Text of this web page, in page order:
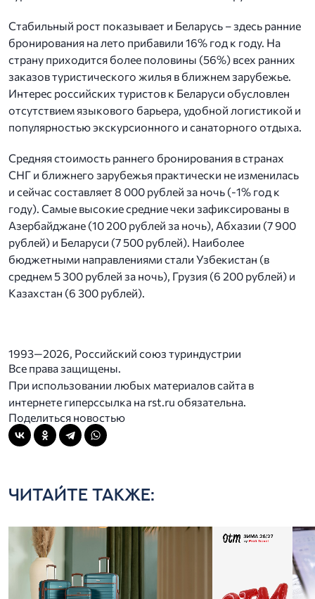
Стабильный рост показывает и Беларусь – здесь ранние
бронирования на лето прибавили 16% год к году. На
страну приходится более половины (56%) всех ранних
заказов туристического жилья в ближнем зарубежье.
Интерес российских туристов к Беларуси обусловлен
отсутствием языкового барьера, удобной логистикой и
популярностью экскурсионного и санаторного отдыха.
Средняя стоимость раннего бронирования в странах
СНГ и ближнего зарубежья практически не изменилась
и сейчас составляет 8 000 рублей за ночь (-1% год к
году). Самые высокие средние чеки зафиксированы в
Азербайджане (10 200 рублей за ночь), Абхазии (7 900
рублей) и Беларуси (7 500 рублей). Наиболее
бюджетными направлениями стали Узбекистан (в
среднем 5 300 рублей за ночь), Грузия (6 200 рублей) и
Казахстан (6 300 рублей).
1993—2026, Российский союз туриндустрии
Все права защищены.
При использовании любых материалов сайта в
интернете гиперссылка на rst.ru обязательна.
Поделиться новостью
ЧИТАЙТЕ ТАКЖЕ: